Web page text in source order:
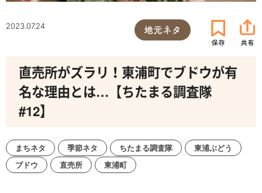
2023.07.24 地元ネタ
直売所がズラリ！東浦町でブドウが有
名な理由とは…【ちたまる調査隊
#12】
まちネタ 季節ネタ ちたまる調査隊
東浦ぶどう
ブドウ
直売所 東浦町